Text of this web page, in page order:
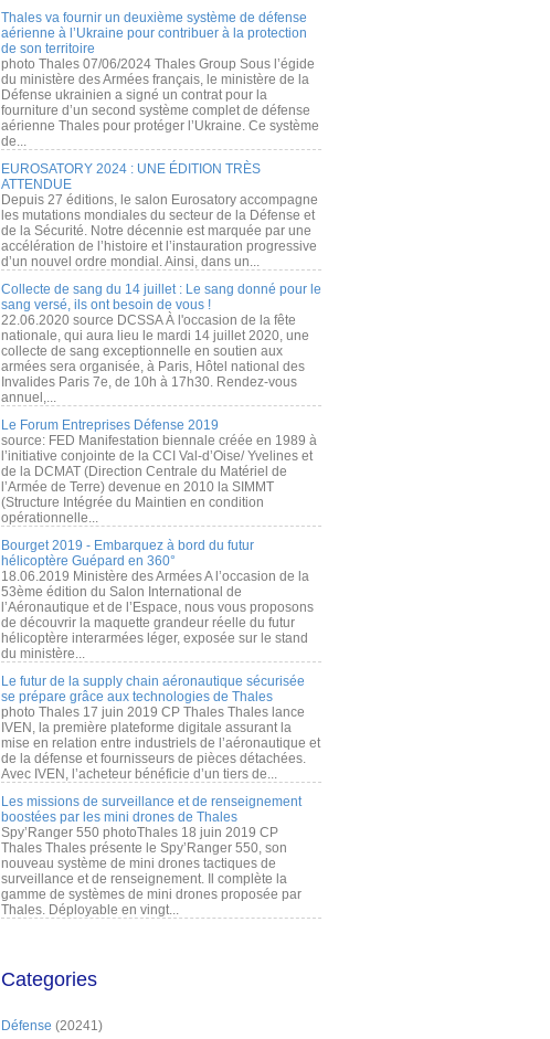
Thales va fournir un deuxième système de défense
aérienne à l’Ukraine pour contribuer à la protection
de son territoire
photo Thales 07/06/2024 Thales Group Sous l’égide
du ministère des Armées français, le ministère de la
Défense ukrainien a signé un contrat pour la
fourniture d’un second système complet de défense
aérienne Thales pour protéger l’Ukraine. Ce système
de...
EUROSATORY 2024 : UNE ÉDITION TRÈS
ATTENDUE
Depuis 27 éditions, le salon Eurosatory accompagne
les mutations mondiales du secteur de la Défense et
de la Sécurité. Notre décennie est marquée par une
accélération de l’histoire et l’instauration progressive
d’un nouvel ordre mondial. Ainsi, dans un...
Collecte de sang du 14 juillet : Le sang donné pour le
sang versé, ils ont besoin de vous !
22.06.2020 source DCSSA À l'occasion de la fête
nationale, qui aura lieu le mardi 14 juillet 2020, une
collecte de sang exceptionnelle en soutien aux
armées sera organisée, à Paris, Hôtel national des
Invalides Paris 7e, de 10h à 17h30. Rendez-vous
annuel,...
Le Forum Entreprises Défense 2019
source: FED Manifestation biennale créée en 1989 à
l’initiative conjointe de la CCI Val-d’Oise/ Yvelines et
de la DCMAT (Direction Centrale du Matériel de
l’Armée de Terre) devenue en 2010 la SIMMT
(Structure Intégrée du Maintien en condition
opérationnelle...
Bourget 2019 - Embarquez à bord du futur
hélicoptère Guépard en 360°
18.06.2019 Ministère des Armées A l’occasion de la
53ème édition du Salon International de
l’Aéronautique et de l’Espace, nous vous proposons
de découvrir la maquette grandeur réelle du futur
hélicoptère interarmées léger, exposée sur le stand
du ministère...
Le futur de la supply chain aéronautique sécurisée
se prépare grâce aux technologies de Thales
photo Thales 17 juin 2019 CP Thales Thales lance
IVEN, la première plateforme digitale assurant la
mise en relation entre industriels de l’aéronautique et
de la défense et fournisseurs de pièces détachées.
Avec IVEN, l’acheteur bénéficie d’un tiers de...
Les missions de surveillance et de renseignement
boostées par les mini drones de Thales
Spy’Ranger 550 photoThales 18 juin 2019 CP
Thales Thales présente le Spy’Ranger 550, son
nouveau système de mini drones tactiques de
surveillance et de renseignement. Il complète la
gamme de systèmes de mini drones proposée par
Thales. Déployable en vingt...
Categories
Défense (20241)